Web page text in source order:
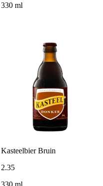
330 ml
Kasteelbier Bruin
2.35
330 ml